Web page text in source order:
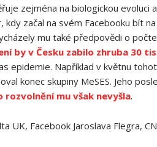
zejména na biologickou evoluci
začal na svém Facebooku bít
mu také předpovědi o
by v Česku zabilo zhruba 30
epidemie. Například v květnu
konec skupiny MeSES. Jeho
mu však nevyšla.
UK, Facebook Jaroslava Flegra,